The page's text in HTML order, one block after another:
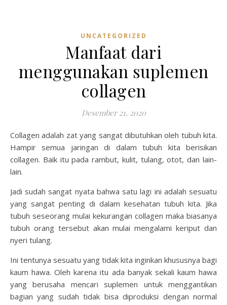
UNCATEGORIZED
Manfaat dari
menggunakan suplemen
collagen
Desember 21, 2020
Collagen adalah zat yang sangat dibutuhkan oleh tubuh kita.
Hampir semua jaringan di dalam tubuh kita berisikan
collagen. Baik itu pada rambut, kulit, tulang, otot, dan lain-
lain.
Jadi sudah sangat nyata bahwa satu lagi ini adalah sesuatu
yang sangat penting di dalam kesehatan tubuh kita. Jika
tubuh seseorang mulai kekurangan collagen maka biasanya
tubuh orang tersebut akan mulai mengalami keriput dan
nyeri tulang.
Ini tentunya sesuatu yang tidak kita inginkan khususnya bagi
kaum hawa. Oleh karena itu ada banyak sekali kaum hawa
yang berusaha mencari suplemen untuk menggantikan
bagian yang sudah tidak bisa diproduksi dengan normal